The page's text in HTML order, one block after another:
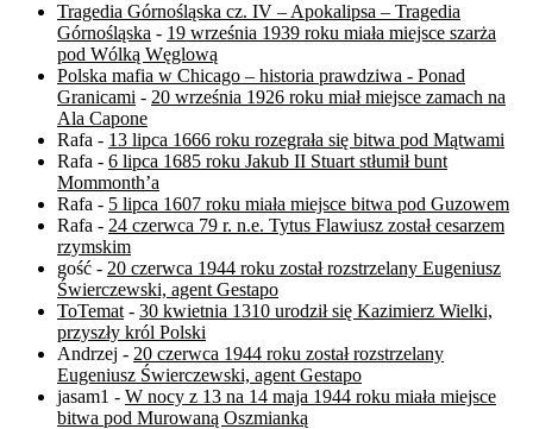
Tragedia Górnośląska cz. IV – Apokalipsa – Tragedia
Górnośląska - 19 września 1939 roku miała miejsce szarża
pod Wólką Węglową
Polska mafia w Chicago – historia prawdziwa - Ponad
Granicami - 20 września 1926 roku miał miejsce zamach na
Ala Capone
Rafa - 13 lipca 1666 roku rozegrała się bitwa pod Mątwami
Rafa - 6 lipca 1685 roku Jakub II Stuart stłumił bunt
Mommonth’a
Rafa - 5 lipca 1607 roku miała miejsce bitwa pod Guzowem
Rafa - 24 czerwca 79 r. n.e. Tytus Flawiusz został cesarzem
rzymskim
gość - 20 czerwca 1944 roku został rozstrzelany Eugeniusz
Świerczewski, agent Gestapo
ToTemat - 30 kwietnia 1310 urodził się Kazimierz Wielki,
przyszły król Polski
Andrzej - 20 czerwca 1944 roku został rozstrzelany
Eugeniusz Świerczewski, agent Gestapo
jasam1 - W nocy z 13 na 14 maja 1944 roku miała miejsce
bitwa pod Murowaną Oszmianką